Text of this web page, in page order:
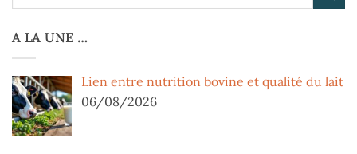
A LA UNE …
Lien entre nutrition bovine et qualité du lait
06/08/2026